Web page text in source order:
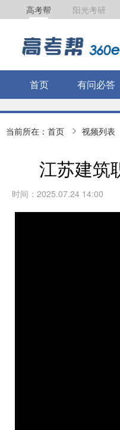
高考帮 阳光考研
首页 有问必答
当前所在： 首页 视频列表
江苏建筑
时间：2025.07.24 14:00